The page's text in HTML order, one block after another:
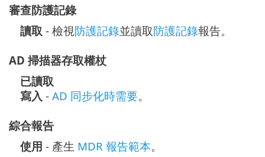
審查防護記錄
讀取 - 檢視防護記錄並讀取防護記錄報告。
AD 掃描器存取權杖
已讀取
寫入 - AD 同步化時需要。
綜合報告
使用 - 產生 MDR 報告範本。